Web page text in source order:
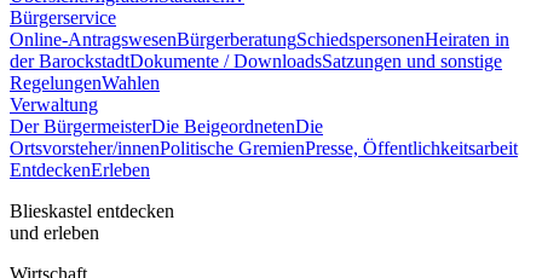
Bürgerservice
Online-AntragswesenBürgerberatungSchiedspersonenHeiraten in
der BarockstadtDokumente / DownloadsSatzungen und sonstige
RegelungenWahlen
Verwaltung
Der BürgermeisterDie BeigeordnetenDie
Ortsvorsteher/innenPolitische GremienPresse, Öffentlichkeitsarbeit
EntdeckenErleben
Blieskastel entdecken
und erleben
Wirtschaft